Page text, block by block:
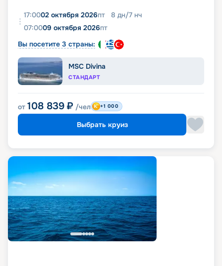
17:0002 октября 2026пт 8 дн/7 нч
07:0009 октября 2026пт
Вы посетите 3 страны:
MSC Divina
СТАНДАРТ
от 108 839 ₽ /чел +1 000
Выбрать круиз